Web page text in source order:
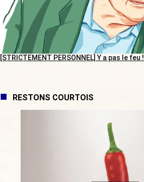
[STRICTEMENT PERSONNEL] Y a pas le feu !
RESTONS COURTOIS